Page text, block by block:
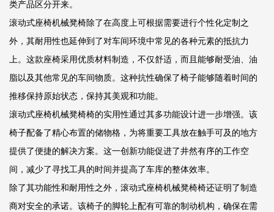
类产品区分开来。
滚动式座椅机械凳椅除了在高度上可根据需要进行个性化定制之
外，其耐用性也延伸到了对车间环境中常见的各种元素的抵抗力
上。这款座椅采用优质材料制造，不仅舒适，而且能够耐受油、油
脂以及其他常见的车间物质。这种抗性确保了椅子能够随着时间的
推移保持原始状态，保持其美观和功能。
滚动式座椅机械凳椅椅的实用性通过其多功能设计进一步增强。该
椅子配备了精心布置的储物格，为将重要工具放在触手可及的地方
提供了便捷的解决方案。这一创新功能促进了井然有序的工作空
间，减少了寻找工具的时间并提高了车库的整体效率。
除了其功能性和耐用性之外，滚动式座椅机械凳椅椅还证明了制造
商对安全的承诺。该椅子的脚轮上配有可靠的制动机构，确保在需